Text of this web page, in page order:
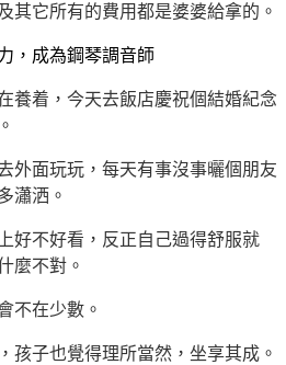
其它所有的費用都是婆婆給拿的。
養着，今天去飯店慶祝個結婚紀念
外面玩玩，每天有事沒事曬個朋友
瀟洒。
好不好看，反正自己過得舒服就
麼不對。
不在少數。
孩子也覺得理所當然，坐享其成。